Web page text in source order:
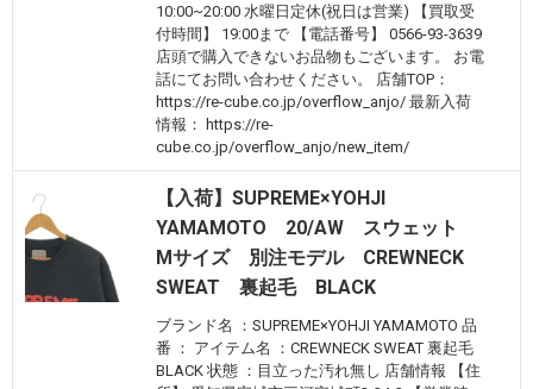
10:00~20:00 水曜日定休(祝日は営業) 【買取受
付時間】 19:00まで 【電話番号】 0566-93-3639
店頭で購入できないお品物もございます。 お電
話にてお問い合わせください。 店舗TOP：
https://re-cube.co.jp/overflow_anjo/ 最新入荷
情報： https://re-
cube.co.jp/overflow_anjo/new_item/
【入荷】SUPREME×YOHJI
YAMAMOTO 20/AW スウェット
Mサイズ 別注モデル CREWNECK
SWEAT 裏起毛 BLACK
ブランド名 ：SUPREME×YOHJI YAMAMOTO 品
番 ： アイテム名 ：CREWNECK SWEAT 裏起毛
BLACK 状態 ：目立った汚れ無し 店舗情報 【住